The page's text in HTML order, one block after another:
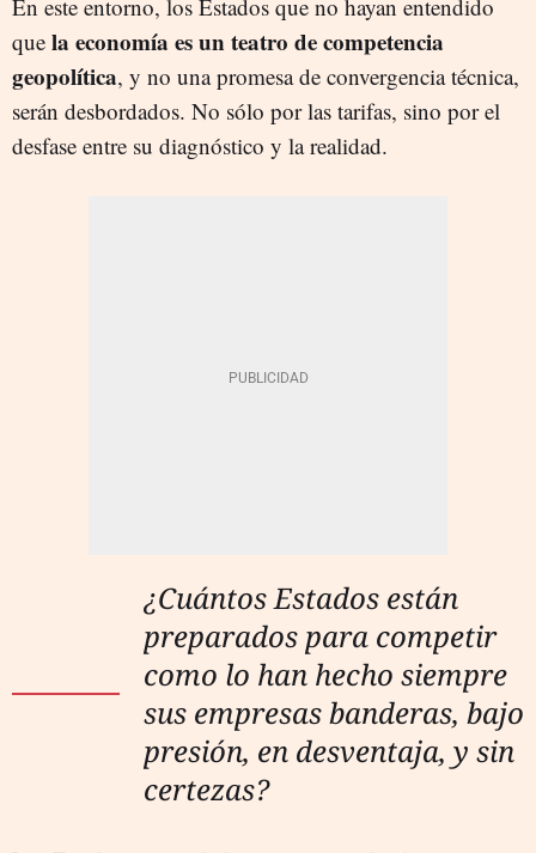
En este entorno, los Estados que no hayan entendido
que la economía es un teatro de competencia
geopolítica, y no una promesa de convergencia técnica,
serán desbordados. No sólo por las tarifas, sino por el
desfase entre su diagnóstico y la realidad.
¿Cuántos Estados están
preparados para competir
como lo han hecho siempre
sus empresas banderas, bajo
presión, en desventaja, y sin
certezas?